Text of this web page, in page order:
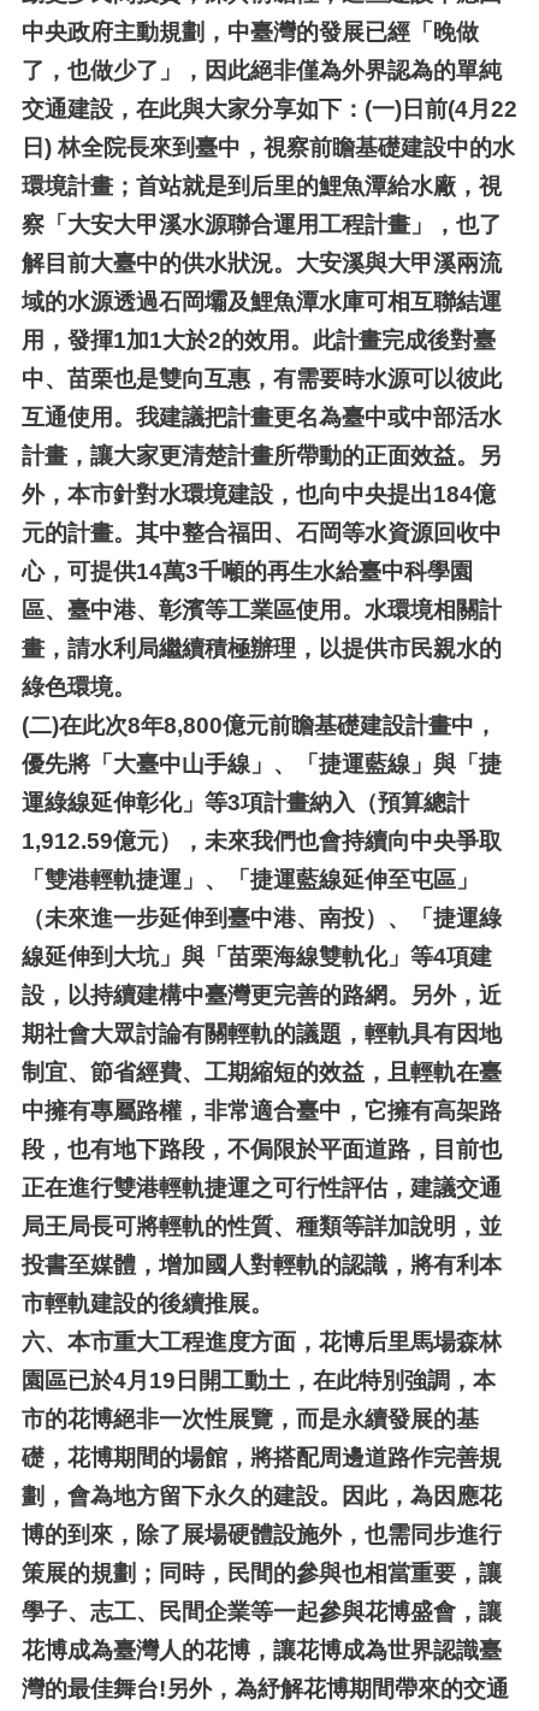
中央政府主動規劃，中臺灣的發展已經「晚做
了，也做少了」，因此絕非僅為外界認為的單純
交通建設，在此與大家分享如下： (一)日前(4月22
日) 林全院長來到臺中，視察前瞻基礎建設中的水
環境計畫；首站就是到后里的鯉魚潭給水廠，視
察「大安大甲溪水源聯合運用工程計畫」，也了
解目前大臺中的供水狀況。大安溪與大甲溪兩流
域的水源透過石岡壩及鯉魚潭水庫可相互聯結運
用，發揮1加1大於2的效用。此計畫完成後對臺
中、苗栗也是雙向互惠，有需要時水源可以彼此
互通使用。我建議把計畫更名為臺中或中部活水
計畫，讓大家更清楚計畫所帶動的正面效益。另
外，本市針對水環境建設，也向中央提出184億
元的計畫。其中整合福田、石岡等水資源回收中
心，可提供14萬3千噸的再生水給臺中科學園
區、臺中港、彰濱等工業區使用。水環境相關計
畫，請水利局繼續積極辦理，以提供市民親水的
綠色環境。
(二)在此次8年8,800億元前瞻基礎建設計畫中，
優先將「大臺中山手線」、「捷運藍線」與「捷
運綠線延伸彰化」等3項計畫納入（預算總計
1,912.59億元），未來我們也會持續向中央爭取
「雙港輕軌捷運」、「捷運藍線延伸至屯區」
（未來進一步延伸到臺中港、南投）、「捷運綠
線延伸到大坑」與「苗栗海線雙軌化」等4項建
設，以持續建構中臺灣更完善的路網。另外，近
期社會大眾討論有關輕軌的議題，輕軌具有因地
制宜、節省經費、工期縮短的效益，且輕軌在臺
中擁有專屬路權，非常適合臺中，它擁有高架路
段，也有地下路段，不侷限於平面道路，目前也
正在進行雙港輕軌捷運之可行性評估，建議交通
局王局長可將輕軌的性質、種類等詳加說明，並
投書至媒體，增加國人對輕軌的認識，將有利本
市輕軌建設的後續推展。
六、 本市重大工程進度方面，花博后里馬場森林
園區已於4月19日開工動土，在此特別強調，本
市的花博絕非一次性展覽，而是永續發展的基
礎，花博期間的場館，將搭配周邊道路作完善規
劃，會為地方留下永久的建設。因此，為因應花
博的到來，除了展場硬體設施外，也需同步進行
策展的規劃；同時，民間的參與也相當重要，讓
學子、志工、民間企業等一起參與花博盛會，讓
花博成為臺灣人的花博，讓花博成為世界認識臺
灣的最佳舞台!另外，為紓解花博期間帶來的交通